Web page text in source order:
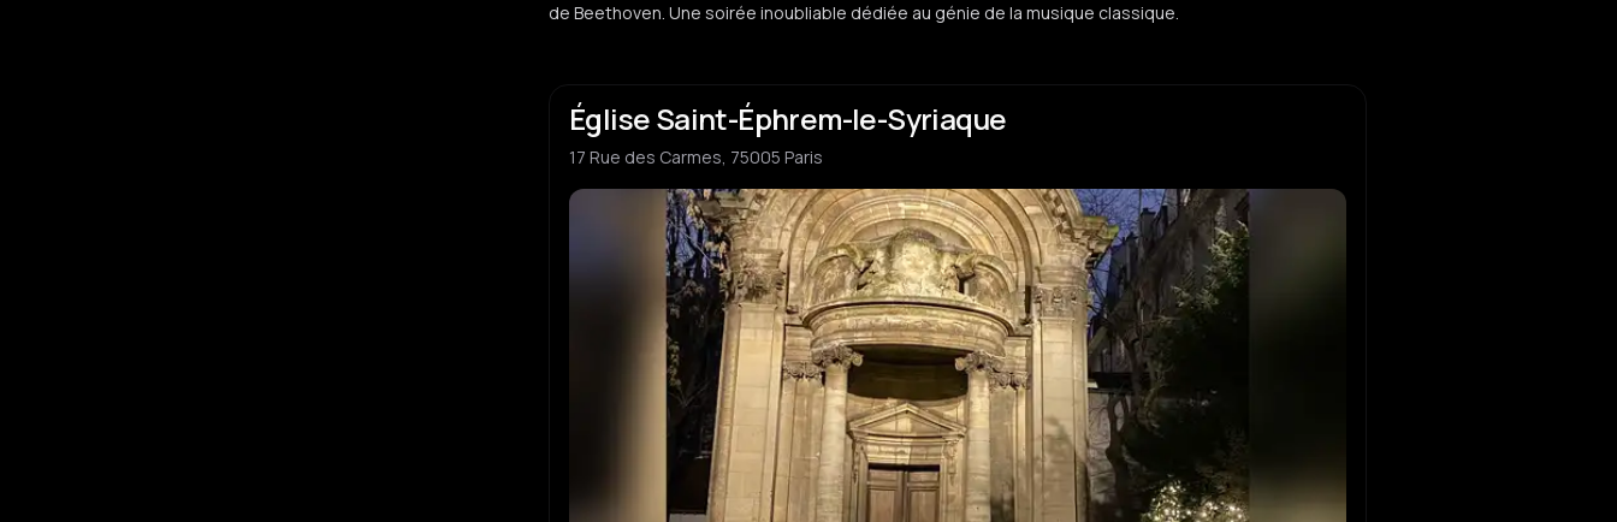
de Beethoven. Une soirée inoubliable dédiée au génie de la musique classique.
Église Saint-Éphrem-le-Syriaque
17 Rue des Carmes, 75005 Paris